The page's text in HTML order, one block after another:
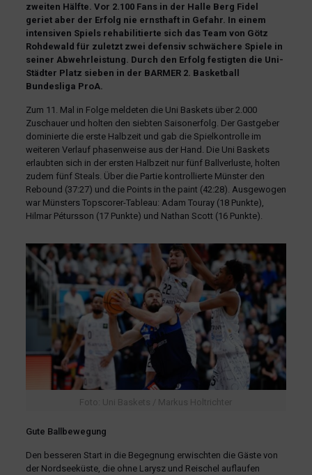
zweiten Hälfte. Vor 2.100 Fans in der Halle Berg Fidel
geriet aber der Erfolg nie ernsthaft in Gefahr. In einem
intensiven Spiels rehabilitierte sich das Team von Götz
Rohdewald für zuletzt zwei defensiv schwächere Spiele in
seiner Abwehrleistung. Durch den Erfolg festigten die Uni-
Städter Platz sieben in der BARMER 2. Basketball
Bundesliga ProA.
Zum 11. Mal in Folge meldeten die Uni Baskets über 2.000
Zuschauer und holten den siebten Saisonerfolg. Der Gastgeber
dominierte die erste Halbzeit und gab die Spielkontrolle im
weiteren Verlauf phasenweise aus der Hand. Die Uni Baskets
erlaubten sich in der ersten Halbzeit nur fünf Ballverluste, holten
zudem fünf Steals. Über die Partie kontrollierte Münster den
Rebound (37:27) und die Points in the paint (42:28). Ausgewogen
war Münsters Topscorer-Tableau: Adam Touray (18 Punkte),
Hilmar Pétursson (17 Punkte) und Nathan Scott (16 Punkte).
Foto: Uni Baskets / Markus Holtrichter
Gute Ballbewegung
Den besseren Start in die Begegnung erwischten die Gäste von
der Nordseeküste, die ohne Larysz und Reischel auflaufen